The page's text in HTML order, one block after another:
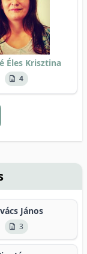
Éles Krisztina
4
János
3